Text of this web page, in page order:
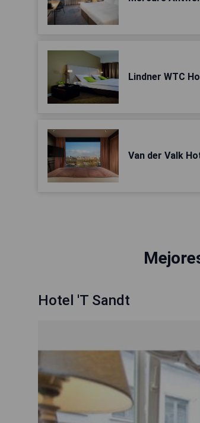
Lindner WTC
Van der Valk
Hotel 'T Sandt